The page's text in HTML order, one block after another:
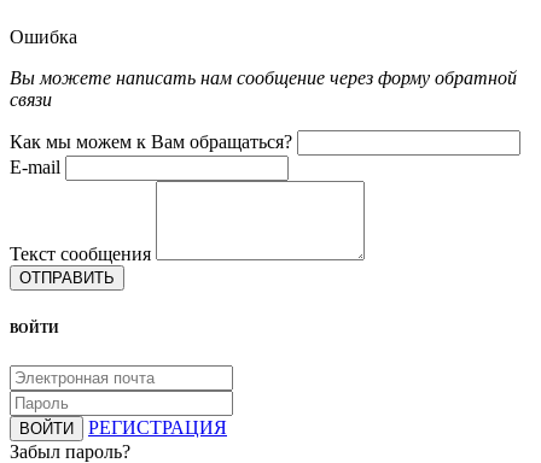
Ошибка
Вы можете написать нам сообщение через форму обратной
связи
Как мы можем к Вам обращаться?
E-mail
Текст сообщения
ОТПРАВИТЬ
ВОЙТИ
ВОЙТИ
РЕГИСТРАЦИЯ
Забыл пароль?